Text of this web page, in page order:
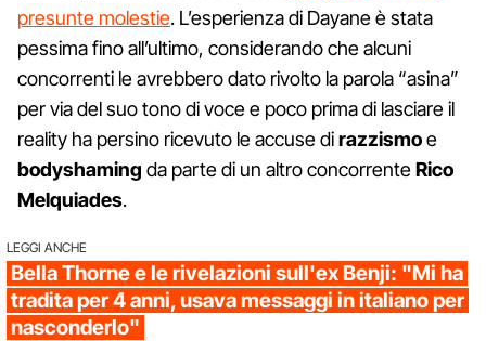
presunte molestie. L’esperienza di Dayane è stata
pessima fino all’ultimo, considerando che alcuni
concorrenti le avrebbero dato rivolto la parola “asina”
per via del suo tono di voce e poco prima di lasciare il
reality ha persino ricevuto le accuse dirazzismoe
bodyshaming da parte di un altro concorrenteRico
Melquiades.
LEGGI ANCHE
Bella Thorne e le rivelazioni sull'ex Benji: "Mi ha
tradita per 4 anni, usava messaggi in italiano per
nasconderlo"